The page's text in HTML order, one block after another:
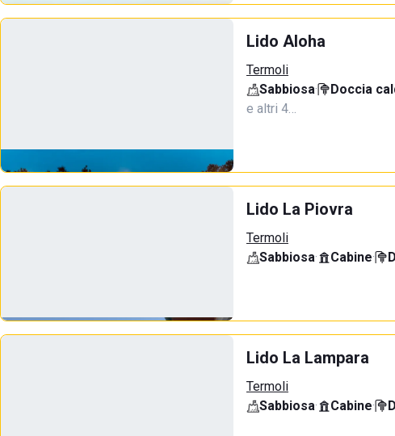
Lido Aloha
Termoli
Sabbiosa· Doccia
e altri 4…
Lido La Piovra
Termoli
Sabbiosa· Cabine·
Lido La Lampara
Termoli
Sabbiosa· Cabine·